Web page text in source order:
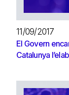
11/09/2017
El Govern
Catalunya